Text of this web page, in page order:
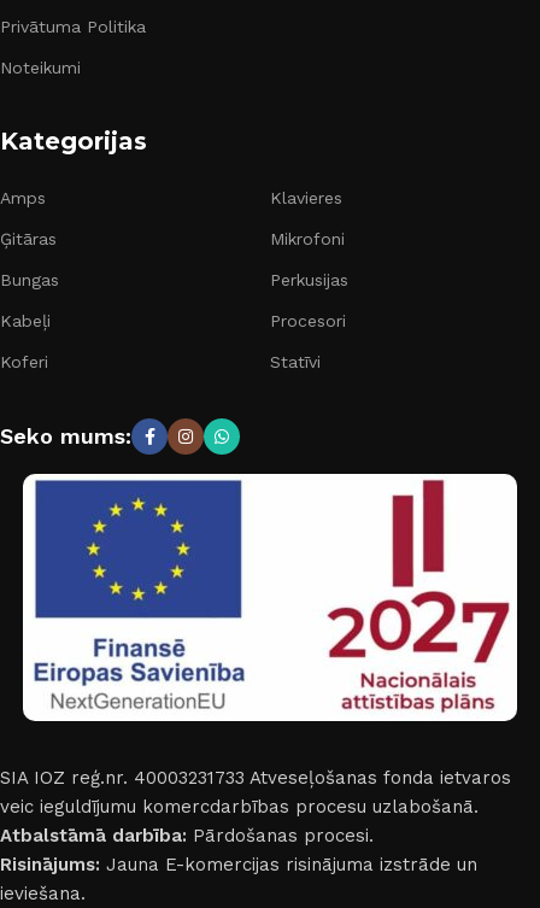
Privātuma Politika
Noteikumi
Kategorijas
Amps
Ģitāras
Bungas
Kabeļi
Koferi
Klavieres
Mikrofoni
Perkusijas
Procesori
Statīvi
Seko mums:
SIA IOZ reģ.nr. 40003231733 Atveseļošanas fonda ietvaros
veic ieguldījumu komercdarbības procesu uzlabošanā.
Atbalstāmā darbība: Pārdošanas procesi.
Risinājums: Jauna E-komercijas risinājuma izstrāde un
ieviešana.